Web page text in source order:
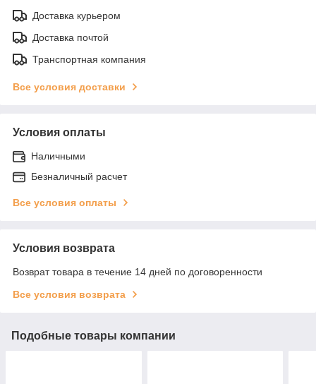
Доставка курьером
Доставка почтой
Транспортная компания
Все условия доставки
Условия оплаты
Наличными
Безналичный расчет
Все условия оплаты
Условия возврата
Возврат товара в течение 14 дней по договоренности
Все условия возврата
Подобные товары компании